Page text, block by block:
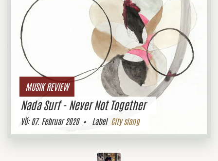
MUSIK REVIEW
Nada Surf - Never Not Together
VÖ:07. Februar 2020• Label City slang